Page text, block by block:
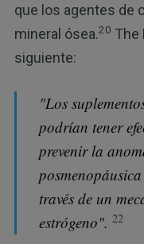
que los agentes de
mineral ósea.20 The
siguiente:
"Los
podrían tener
prevenir la
través de un
estrógeno".22